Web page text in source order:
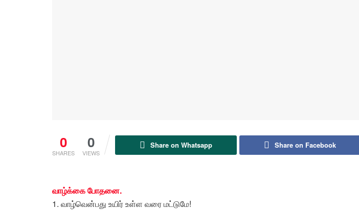
0
SHARES
0
VIEWS
Share on Whatsapp Share on Facebook
வாழ்க்கை போதனை.
1. வாழ்வென்பது உயிர் உள்ள வரை மட்டுமே!